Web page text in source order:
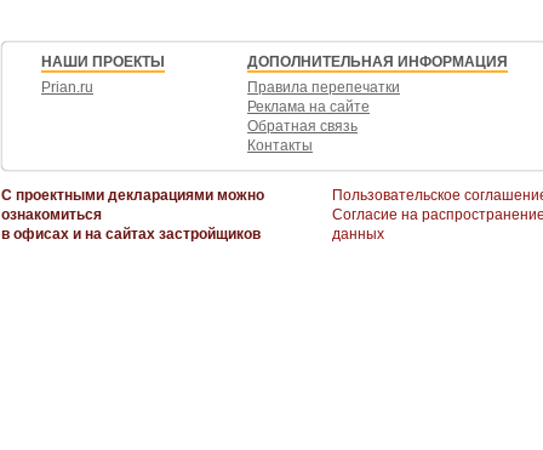
НАШИ ПРОЕКТЫ
Prian.ru
ДОПОЛНИТЕЛЬНАЯ ИНФОРМАЦИЯ
Правила перепечатки
Реклама на сайте
Обратная связь
Контакты
С проектными декларациями можно
ознакомиться
в офисах и на сайтах застройщиков
Пользовательское
Согласие на
данных